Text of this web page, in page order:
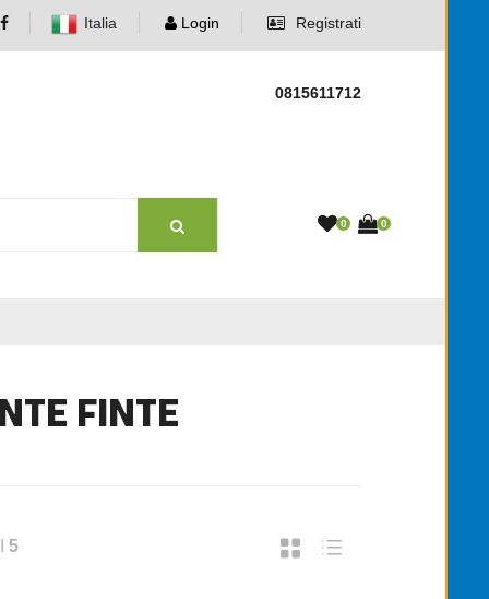
Italia Login Registrati
0815611712
0 0
FINTE
5